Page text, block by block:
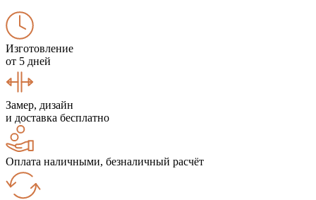
Изготовление
от 5 дней
Замер, дизайн
и доставка бесплатно
Оплата наличными, безналичный расчёт